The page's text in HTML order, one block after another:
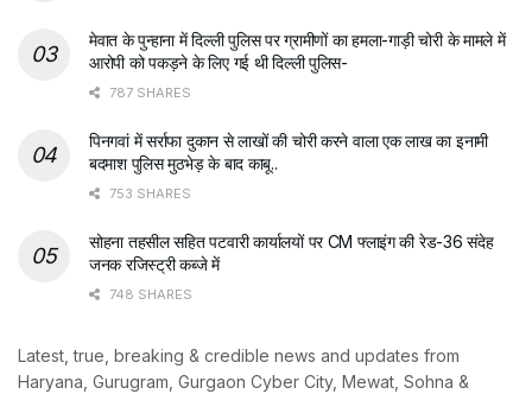
मेवात के पुन्हाना में दिल्ली पुलिस पर ग्रामीणों का हमला-गाड़ी चोरी के मामले में
आरोपी को पकड़ने के लिए गई थी दिल्ली पुलिस-
787 SHARES
पिनगवां में सर्राफा दुकान से लाखों की चोरी करने वाला एक लाख का इनामी
बदमाश पुलिस मुठभेड़ के बाद काबू..
753 SHARES
सोहना तहसील सहित पटवारी कार्यालयों पर CM फ्लाइंग की रेड-36 संदेह
जनक रजिस्ट्री कब्जे में
748 SHARES
Latest, true, breaking & credible news and updates from
Haryana, Gurugram, Gurgaon Cyber City, Mewat, Sohna &